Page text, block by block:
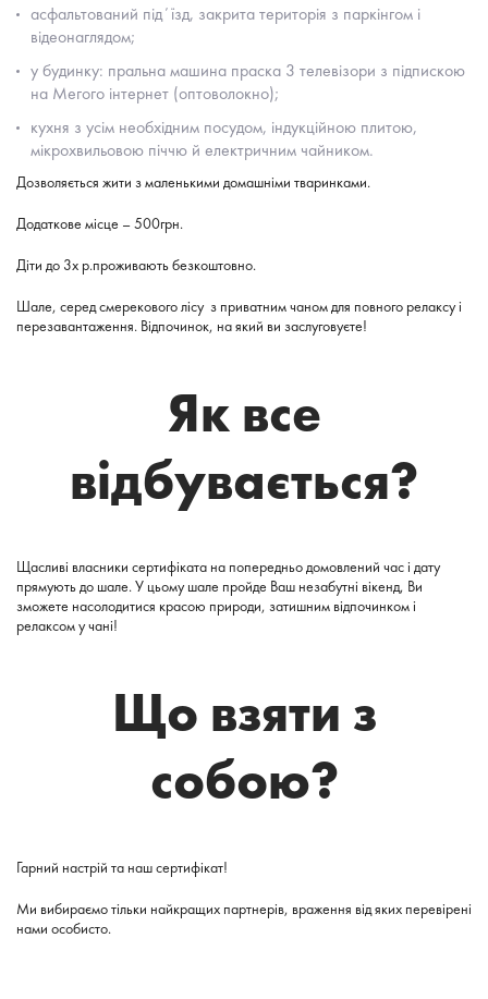
асфальтований підʼїзд, закрита територія з паркінгом і
відеонаглядом;
у будинку: пральна машина праска 3 телевізори з підпискою
на Мегого інтернет (оптоволокно);
кухня з усім необхідним посудом, індукційною плитою,
мікрохвильовою піччю й електричним чайником.
Дозволяється жити з маленькими домашніми тваринками.
Додаткове місце – 500грн.
Діти до 3х р.проживають безкоштовно.
Шале, серед смерекового лісу з приватним чаном для повного релаксу і
перезавантаження. Відпочинок, на який ви заслуговуєте!
Як все
відбувається?
Щасливі власники сертифіката на попередньо домовлений час і дату
прямують до шале. У цьому шале пройде Ваш незабутні вікенд, Ви
зможете насолодитися красою природи, затишним відпочинком і
релаксом у чані!
Що взяти з
собою?
Гарний настрій та наш сертифікат!
Ми вибираємо тільки найкращих партнерів, враження від яких перевірені
нами особисто.